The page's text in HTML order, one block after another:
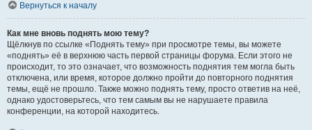
Вернуться к началу
Как мне вновь поднять мою тему?
Щёлкнув по ссылке «Поднять тему» при просмотре темы, вы можете
«поднять» её в верхнюю часть первой страницы форума. Если этого не
происходит, то это означает, что возможность поднятия тем могла быть
отключена, или время, которое должно пройти до повторного поднятия
темы, ещё не прошло. Также можно поднять тему, просто ответив на неё,
однако удостоверьтесь, что тем самым вы не нарушаете правила
конференции, на которой находитесь.